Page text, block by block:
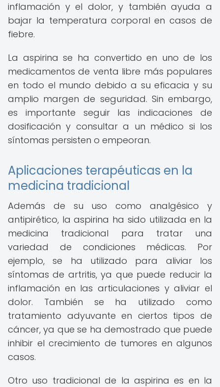
inflamación y el dolor, y también ayuda a
bajar la temperatura corporal en casos de
fiebre.
La aspirina se ha convertido en uno de los
medicamentos de venta libre más populares
en todo el mundo debido a su eficacia y su
amplio margen de seguridad. Sin embargo,
es importante seguir las indicaciones de
dosificación y consultar a un médico si los
síntomas persisten o empeoran.
Aplicaciones terapéuticas en la
medicina tradicional
Además de su uso como analgésico y
antipirético, la aspirina ha sido utilizada en la
medicina tradicional para tratar una
variedad de condiciones médicas. Por
ejemplo, se ha utilizado para aliviar los
síntomas de artritis, ya que puede reducir la
inflamación en las articulaciones y aliviar el
dolor. También se ha utilizado como
tratamiento adyuvante en ciertos tipos de
cáncer, ya que se ha demostrado que puede
inhibir el crecimiento de tumores en algunos
casos.
Otro uso tradicional de la aspirina es en la